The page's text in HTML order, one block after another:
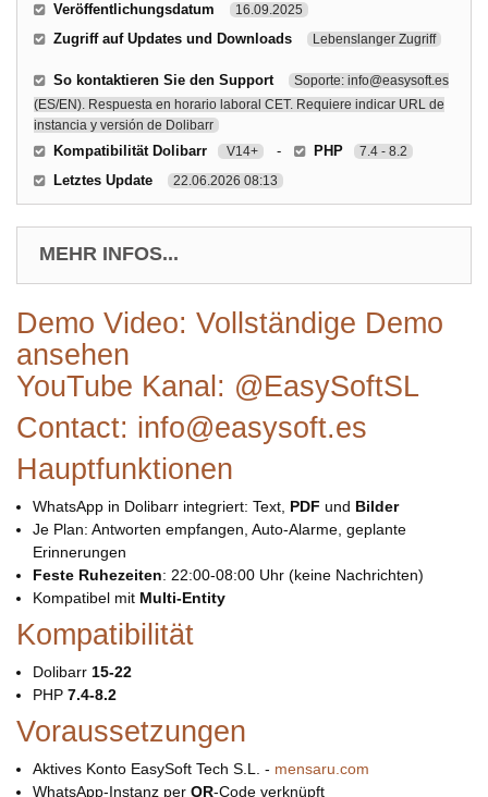
Veröffentlichungsdatum 16.09.2025
Zugriff auf Updates und Downloads Lebenslanger Zugriff
So kontaktieren Sie den Support
Soporte: info@easysoft.es
(ES/EN). Respuesta en horario laboral CET. Requiere indicar URL de
instancia y versión de Dolibarr
Kompatibilität Dolibarr V14+ - PHP 7.4 - 8.2
Letztes Update 22.06.2026 08:13
MEHR INFOS...
Demo Video: Vollständige Demo
ansehen
YouTube Kanal: @EasySoftSL
Contact: info@easysoft.es
Hauptfunktionen
WhatsApp in Dolibarr integriert: Text, PDF und Bilder
Je Plan: Antworten empfangen, Auto-Alarme, geplante
Erinnerungen
Feste Ruhezeiten: 22:00-08:00 Uhr (keine Nachrichten)
Kompatibel mit Multi-Entity
Kompatibilität
Dolibarr 15-22
PHP 7.4-8.2
Voraussetzungen
Aktives Konto EasySoft Tech S.L. - mensaru.com
WhatsApp-Instanz per QR-Code verknüpft